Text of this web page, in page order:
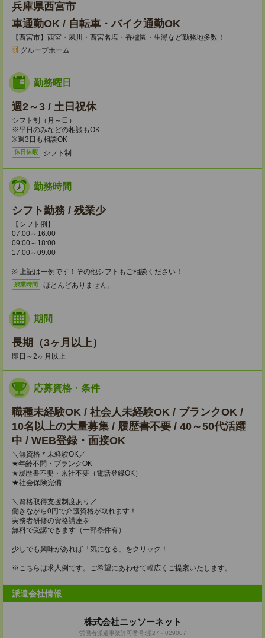
兵庫県西宮市
車通勤OK / 自転車・バイク通勤OK
【西宮市】西宮・夙川・西宮名塩・香櫨園・生瀬など勤務地多数！
グループホーム
勤務曜日
週2～3 / 土日祝休
シフト制（月～日）
※平日のみなどの相談もOK
※週3日も相談OK
休日休暇 シフト制
勤務時間
シフト勤務 / 残業少
【シフト例】
07:00～16:00
09:00～18:00
17:00～09:00
※ 上記は一例です！その他シフトもご相談ください！
残業時間 ほとんどありません。
期間
長期（3ヶ月以上）
即日～2ヶ月以上
応募資格・条件
職種未経験OK / 社会人未経験OK / ブランクOK /
10名以上の大量募集 / 履歴書不要 / 40～50代活躍
中 / WEB登録・面接OK
＼無資格＊未経験OK／
★年齢不問・ブランクOK
★履歴書不要・来社不要（電話登録OK）
★社会保険完備
＼資格取得支援制度あり／
働きながら0円で介護資格が取れます！
実務者研修の資格講座を
無料で受講できます（一部条件有）
少しでも興味があれば「気になる」をクリック！
※こちらは求人例です。ご希望にあわせて幅広くご提案いたします。
派遣会社情報
株式会社ニッソーネット
労働者派遣事業許可番号:派27－029007